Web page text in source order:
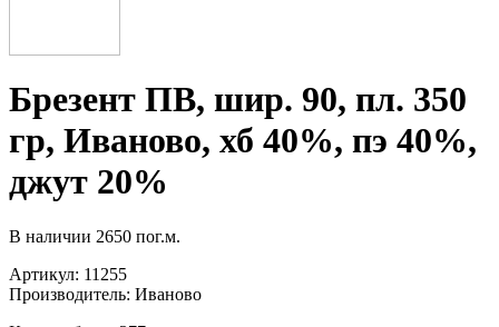
Брезент ПВ, шир. 90, пл. 350
гр, Иваново, хб 40%, пэ 40%,
джут 20%
В наличии 2650 пог.м.
Артикул: 11255
Производитель: Иваново